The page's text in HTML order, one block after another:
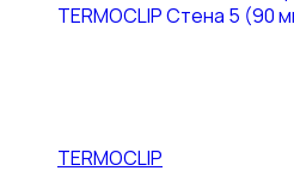
TERMOCLIP